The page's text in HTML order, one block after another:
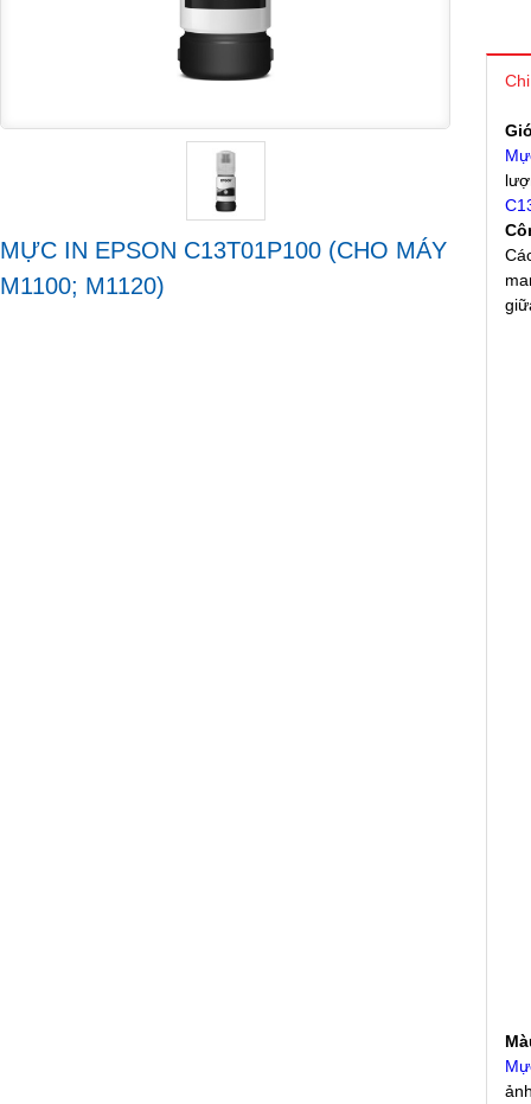
MỰC IN EPSON C13T01P100 (CHO MÁY
M1100; M1120)